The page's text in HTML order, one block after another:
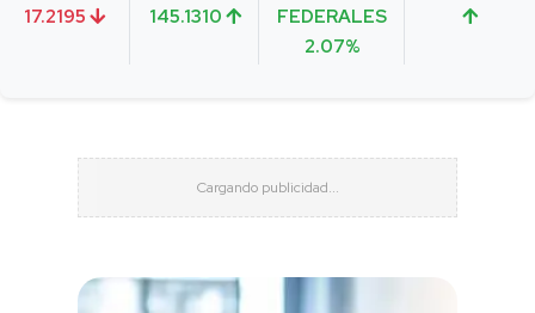
17.2195
145.1310
FEDERALES
2.07%